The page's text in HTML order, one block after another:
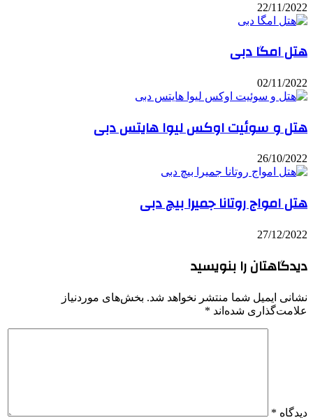
22/11/2022
هتل امگا دبی
02/11/2022
هتل و سوئیت اوکس لیوا هایتس دبی
26/10/2022
هتل امواج روتانا جمیرا بیچ دبی
27/12/2022
دیدگاهتان را بنویسید
نشانی ایمیل شما منتشر نخواهد شد. بخش‌های موردنیاز
علامت‌گذاری شده‌اند *
دیدگاه *